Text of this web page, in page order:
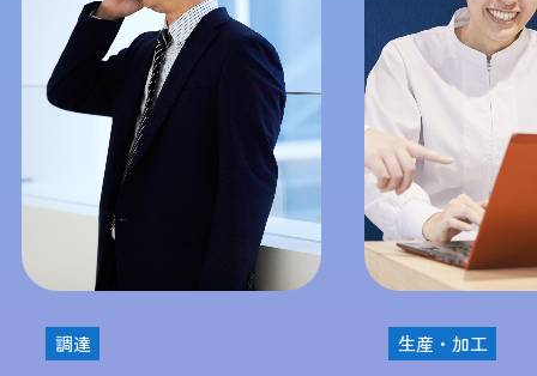
調達 生産・加工